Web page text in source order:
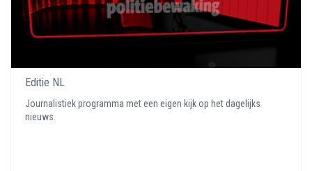
Editie NL
Journalistiek programma met een eigen kijk op het dagelijks
nieuws.